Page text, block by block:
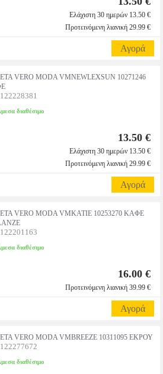
Ελάχιστη 30 ημερών 13.50 €
Προτεινόμενη λιανική 29.99 €
Αγορά
VERO MODA VMNEWLEXSUN 10271246
διαθέσιμο
13.50 €
Ελάχιστη 30 ημερών 13.50 €
Προτεινόμενη λιανική 29.99 €
Αγορά
VERO MODA VMKATIE 10253270 ΚΑΦΕ
διαθέσιμο
16.00 €
Προτεινόμενη λιανική 39.99 €
Αγορά
VERO MODA VMBREEZE 10311095 ΕΚΡΟΥ
διαθέσιμο